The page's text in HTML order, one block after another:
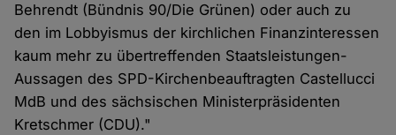
Behrendt (Bündnis 90/Die Grünen) oder auch zu
den im Lobbyismus der kirchlichen Finanzinteressen
kaum mehr zu übertreffenden Staatsleistungen-
Aussagen des SPD-Kirchenbeauftragten Castellucci
MdB und des sächsischen Ministerpräsidenten
Kretschmer (CDU)."